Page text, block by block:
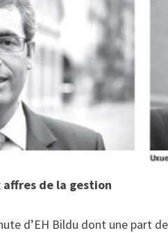
affres de la gestion
d’EH Bildu dont une part